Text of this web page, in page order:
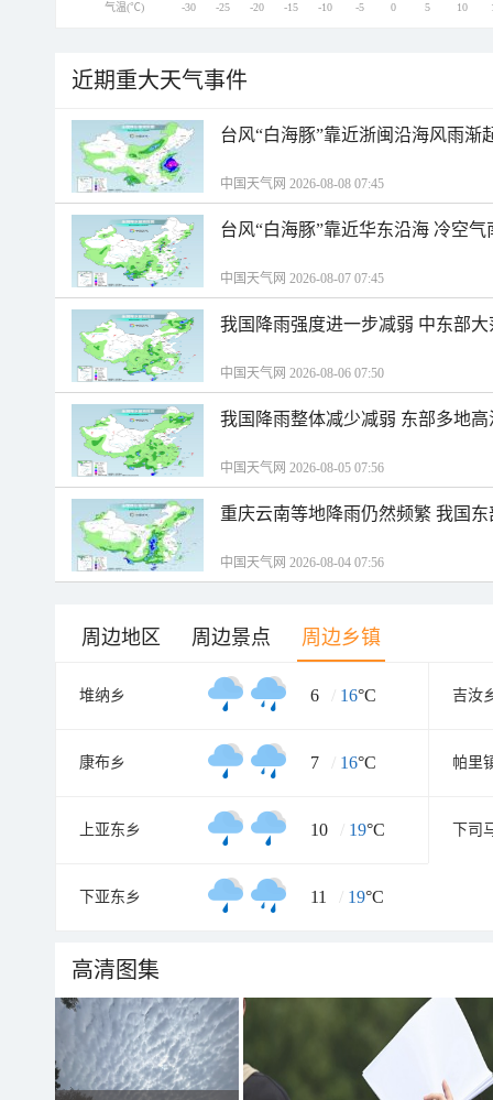
气温(℃) -30 -25 -20 -15 -10 -5 0 5 10
近期重大天气事件
台风“白海豚”靠近浙闽沿海风雨渐
中国天气网 2026-08-08 07:45
台风“白海豚”靠近华东沿海 冷空
中国天气网 2026-08-07 07:45
我国降雨强度进一步减弱 中东部
中国天气网 2026-08-06 07:50
我国降雨整体减少减弱 东部多地
中国天气网 2026-08-05 07:56
重庆云南等地降雨仍然频繁 我国
中国天气网 2026-08-04 07:56
周边地区 周边景点 周边乡镇
堆纳乡 6 / 16°C 吉汝
康布乡 7 / 16°C 帕里
上亚东乡 10 / 19°C 下司
下亚东乡 11 / 19°C
高清图集